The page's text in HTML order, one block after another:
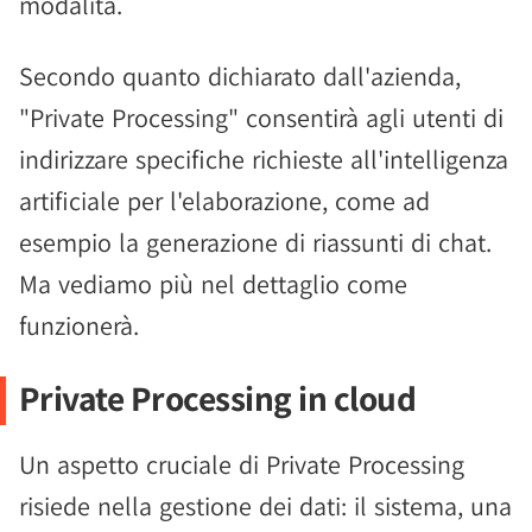
Secondo quanto dichiarato dall'azienda,
"Private Processing" consentirà agli utenti di
indirizzare specifiche richieste all'intelligenza
artificiale per l'elaborazione, come ad
esempio la generazione di riassunti di chat.
Ma vediamo più nel dettaglio come
funzionerà.
Private Processing in cloud
Un aspetto cruciale di Private Processing
risiede nella gestione dei dati: il sistema, una